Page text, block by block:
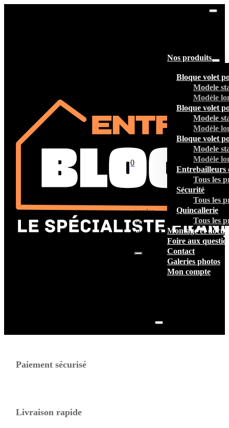
Nos produits
Bloque volet
Modele
Modèle
Bloque volet
Modele
Modèle
Bloque volet
Modele
Modèle
Entrebailleurs
Tous les
Sécurité
Tous les
Quincallerie
Tous les
Montage et
Foire aux
Contact
Galeries photos
Mon compte
0
panier
est
vide.
Paiement sécurisé
Livraison rapide